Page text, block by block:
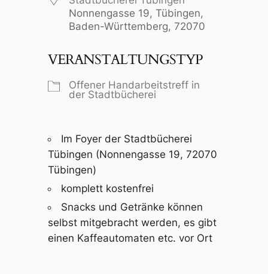
Nonnengasse 19, Tübingen,
Baden-Württemberg, 72070
VERANSTALTUNGSTYP
Offener Handarbeitstreff in
der Stadtbücherei
Im Foyer der Stadtbücherei
Tübingen (Nonnengasse 19, 72070
Tübingen)
komplett kostenfrei
Snacks und Getränke können
selbst mitgebracht werden, es gibt
einen Kaffeautomaten etc. vor Ort